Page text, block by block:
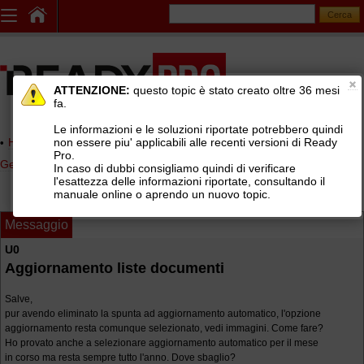
Home page> AREE DI SUPPORTO TECNICO GRATUITO>
Gestionale Ready Pro>Installazione e configurazione Ready Pro
Messaggio
U0
Aggiornamento liste documenti
Salve,
pur avendo eliminato la spunta ad aggiornamento automatico, l'opzione
aggiornamento resta comunque selezionato, vedi immagini. Come fare?
Ho provato anche a selezionare aggiornamento automatico per il mese
in corso ma resta sempre tutto l'anno. Dove sbaglio?
ATTENZIONE: questo topic è stato creato oltre 36 mesi
fa.
Le informazioni e le soluzioni riportate potrebbero quindi
non essere piu' applicabili alle recenti versioni di Ready
Pro.
In caso di dubbi consigliamo quindi di verificare
l'esattezza delle informazioni riportate, consultando il
manuale online o aprendo un nuovo topic.